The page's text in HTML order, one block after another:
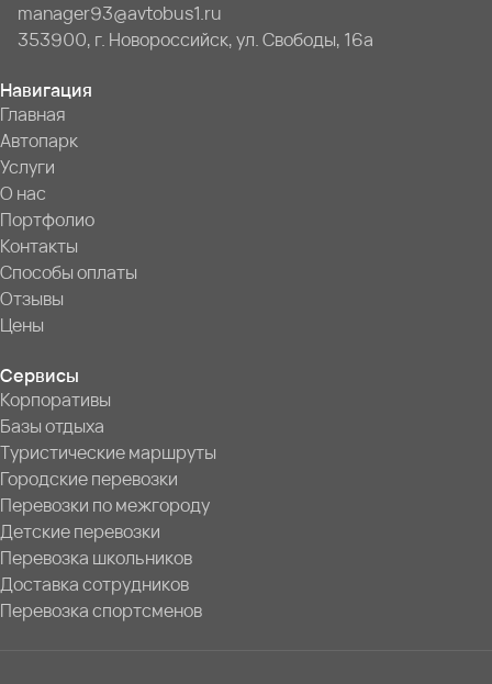
manager93@avtobus1.ru
353900, г. Новороссийск, ул. Свободы, 16а
Навигация
Главная
Автопарк
Услуги
О нас
Портфолио
Контакты
Способы оплаты
Отзывы
Цены
Сервисы
Корпоративы
Базы отдыха
Туристические маршруты
Городские перевозки
Перевозки по межгороду
Детские перевозки
Перевозка школьников
Доставка сотрудников
Перевозка спортсменов